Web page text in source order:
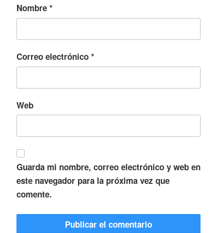
Nombre *
Correo electrónico *
Web
Guarda mi nombre, correo electrónico y web en
este navegador para la próxima vez que
comente.